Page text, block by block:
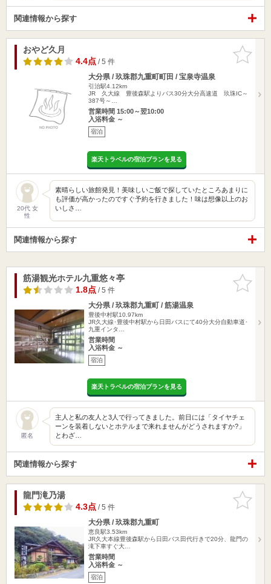
関連情報から探す
お気に入
りに追加
おやど久月
4.4点/ 5 件
大分県 / 玖珠郡九重町町田 / 宝泉寺温泉
引治駅4.12km
JR 久大線 豊後森駅よりバス30分大分高速道 玖珠IC～
387号～…
営業時間 15:00～翌10:00
入浴料金 ～
宿泊
楽天トラベルの宿泊プランを見る
20代 女
性
素晴らしい旅館発見！美味しいご飯で探していたところあまりに
も評価が高かったのですぐ予約を行きました！味は想像以上のお
いしさ…
関連情報から探す
お気に入
りに追加
筋湯観光ホテル九重悠々亭
1.8点/ 5 件
大分県 / 玖珠郡九重町 / 筋湯温泉
豊後中村駅10.97km
JR久大線･豊後中村駅から日田バスにて40分大分自動車道･
九重インタ…
営業時間
入浴料金 ～
宿泊
楽天トラベルの宿泊プランを見る
匿名
主人と私の友人と3人で行ってきました。前日には「タイヤチェ
ーンを装着しないとホテルまで来れませんがどうされますか?」
とわざ…
関連情報から探す
お気に入
りに追加
龍門滝乃湯
4.3点/ 5 件
大分県 / 玖珠郡九重町
恵良駅3.53km
JR久大本線豊後森駅から日田バス田代行きで20分、龍門の
滝下車すぐ大…
営業時間
入浴料金 ～
宿泊